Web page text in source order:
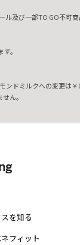
及び一部TO GO不可商
。
ドミルクへの変更は￥0
ん。
を知る
フィット